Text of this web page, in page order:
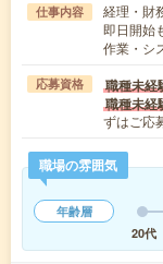
仕事内容
経理・財
即日開始
作業・シ
応募資格 職種未経
職種未経
ずはご応
職場の雰囲気
年齢層
20代